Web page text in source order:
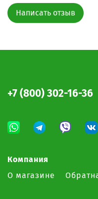
Написать отзыв
Компания
О магазине
+7 (800) 302-16-36